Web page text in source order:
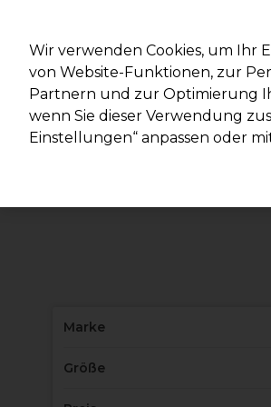
Marken Deals Haare
Lieferung und
Marke
Größe
Wir verwenden Cookies, um Ihr
von Website-Funktionen, zur
Partnern und zur Optimierung
wenn Sie dieser Verwendung
Einstellungen“ anpassen oder